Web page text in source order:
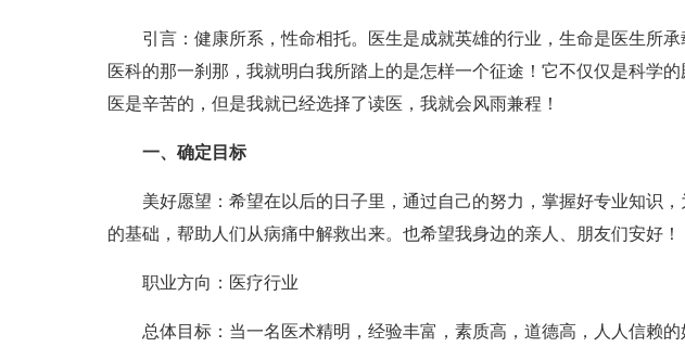
引言：健康所系，性命相托。医生是成就英雄的行业，生命是医生所承
医科的那一刹那，我就明白我所踏上的是怎样一个征途！它不仅仅是科学
医是辛苦的，但是我就已经选择了读医，我就会风雨兼程！
一、确定目标
美好愿望：希望在以后的日子里，通过自己的努力，掌握好专业知识，
的基础，帮助人们从病痛中解救出来。也希望我身边的亲人、朋友们安好！
职业方向：医疗行业
总体目标：当一名医术精明，经验丰富，素质高，道德高，人人信赖的